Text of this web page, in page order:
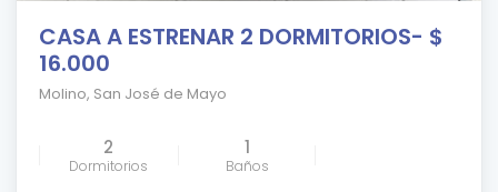
CASA A ESTRENAR 2 DORMITORIOS- $
16.000
Molino, San José de Mayo
2
Dormitorios
1
Baños